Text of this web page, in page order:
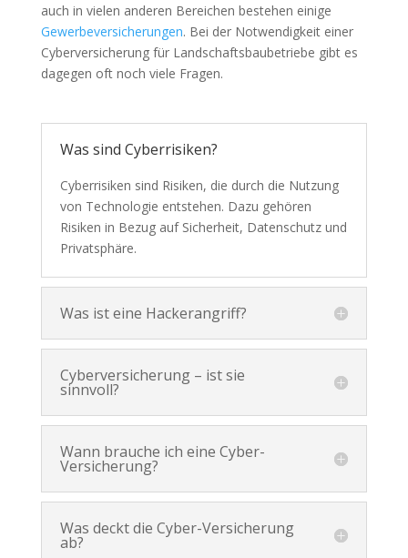
auch in vielen anderen Bereichen bestehen einige
Gewerbeversicherungen. Bei der Notwendigkeit einer
Cyberversicherung für Landschaftsbaubetriebe gibt es
dagegen oft noch viele Fragen.
Was sind Cyberrisiken?
Cyberrisiken sind Risiken, die durch die Nutzung
von Technologie entstehen. Dazu gehören
Risiken in Bezug auf Sicherheit, Datenschutz und
Privatsphäre.
Was ist eine Hackerangriff?
Cyberversicherung – ist sie
sinnvoll?
Wann brauche ich eine Cyber-
Versicherung?
Was deckt die Cyber-Versicherung
ab?